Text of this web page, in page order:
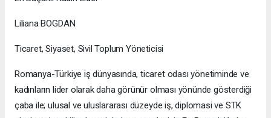
Liliana BOGDAN
Ticaret, Siyaset, Sivil Toplum Yöneticisi
Romanya-Türkiye iş dünyasında, ticaret odası yönetiminde ve
kadınların lider olarak daha görünür olması yönünde gösterdiği
çaba ile; ulusal ve uluslararası düzeyde iş, diplomasi ve STK